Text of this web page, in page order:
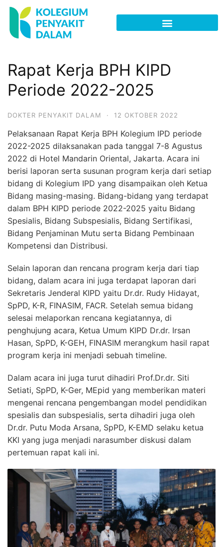
Rapat Kerja BPH KIPD
Periode 2022-2025
DOKTER PENYAKIT DALAM · 12 OKTOBER 2022
Pelaksanaan Rapat Kerja BPH Kolegium IPD periode
2022-2025 dilaksanakan pada tanggal 7-8 Agustus
2022 di Hotel Mandarin Oriental, Jakarta. Acara ini
berisi laporan serta susunan program kerja dari setiap
bidang di Kolegium IPD yang disampaikan oleh Ketua
Bidang masing-masing. Bidang-bidang yang terdapat
dalam BPH KIPD periode 2022-2025 yaitu Bidang
Spesialis, Bidang Subspesialis, Bidang Sertifikasi,
Bidang Penjaminan Mutu serta Bidang Pembinaan
Kompetensi dan Distribusi.
Selain laporan dan rencana program kerja dari tiap
bidang, dalam acara ini juga terdapat laporan dari
Sekretaris Jenderal KIPD yaitu Dr.dr. Rudy Hidayat,
SpPD, K-R, FINASIM, FACR. Setelah semua bidang
selesai melaporkan rencana kegiatannya, di
penghujung acara, Ketua Umum KIPD Dr.dr. Irsan
Hasan, SpPD, K-GEH, FINASIM merangkum hasil rapat
program kerja ini menjadi sebuah timeline.
Dalam acara ini juga turut dihadiri Prof.Dr.dr. Siti
Setiati, SpPD, K-Ger, MEpid yang memberikan materi
mengenai rencana pengembangan model pendidikan
spesialis dan subspesialis, serta dihadiri juga oleh
Dr.dr. Putu Moda Arsana, SpPD, K-EMD selaku ketua
KKI yang juga menjadi narasumber diskusi dalam
pertemuan rapat kali ini.